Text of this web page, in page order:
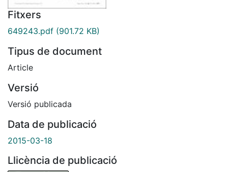
Fitxers
649243.pdf (901.72 KB)
Tipus de document
Article
Versió
Versió publicada
Data de publicació
2015-03-18
Llicència de publicació